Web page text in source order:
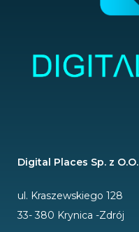
Digital Places Sp. z O.O.
ul. Kraszewskiego 128
33- 380 Krynica -Zdrój